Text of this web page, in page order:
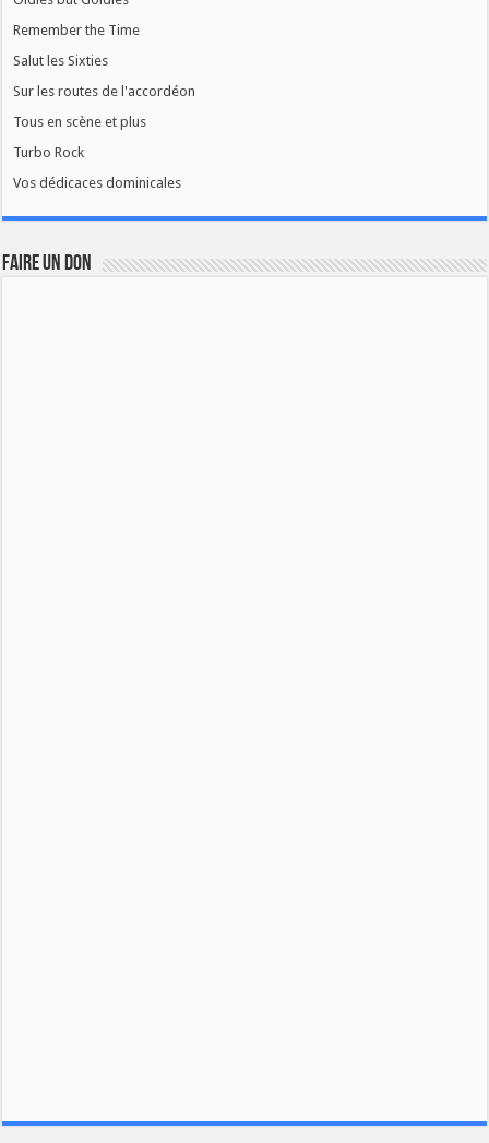
Remember the Time
Salut les Sixties
Sur les routes de l'accordéon
Tous en scène et plus
Turbo Rock
Vos dédicaces dominicales
FAIRE UN DON